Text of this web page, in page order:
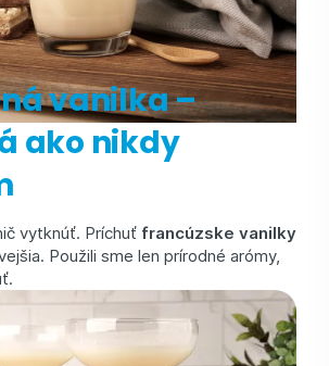
vanilka –
ako nikdy
vytknúť. Príchuť francúzske vanilky
Použili sme len prírodné arómy,